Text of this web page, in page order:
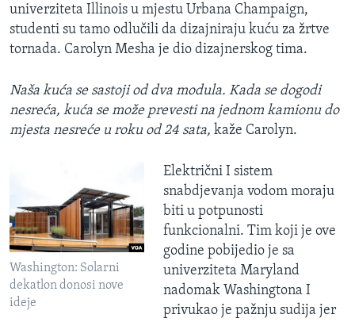
univerziteta Illinois u mjestu Urbana Champaign,
studenti su tamo odlučili da dizajniraju kuću za žrtve
tornada. Carolyn Mesha je dio dizajnerskog tima.
Naša kuća se sastoji od dva modula. Kada se dogodi
nesreća, kuća se može prevesti na jednom kamionu do
mjesta nesreće u roku od 24 sata, kaže Carolyn.
Washington: Solarni
dekatlon donosi nove
ideje
Električni I sistem
snabdjevanja vodom moraju
biti u potpunosti
funkcionalni. Tim koji je ove
godine pobijedio je sa
univerziteta Maryland
nadomak Washingtona I
privukao je pažnju sudija jer